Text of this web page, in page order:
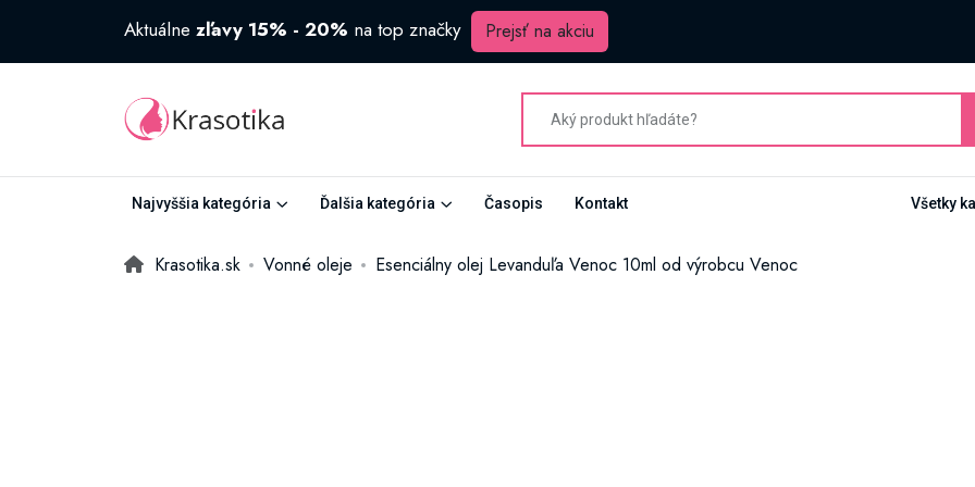
Aktuálne zľavy 15% - 20% na top značky Prejsť na akciu
Najvyššia kategória Ďalšia kategória Časopis Kontakt Všetky
Krasotika.sk Vonné oleje Esenciálny olej Levanduľa Venoc 10ml od výrobcu Venoc